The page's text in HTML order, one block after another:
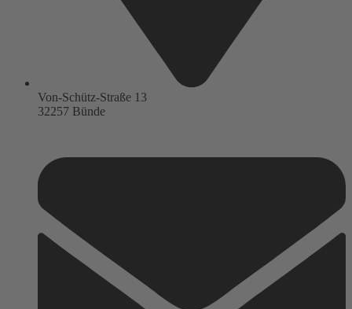
Von-Schütz-Straße 13
32257 Bünde